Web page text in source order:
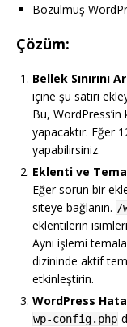
Bozulmuş
Çözüm:
Bellek Sınırını
içine şu satırı
Bu,
yapacaktır. Eğer
yapabilirsiniz.
Eklenti ve
Eğer sorun bir
siteye bağlanın. /
eklentilerin
Aynı işlemi
dizininde aktif
etkinleştirin.
WordPress
wp-config.php